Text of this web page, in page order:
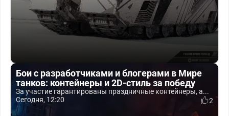
Бои с разработчиками и блогерами в Мире
танков: контейнеры и 2D-стиль за победу
За участие гарантированы праздничные контейнеры, а...
Сегодня, 12:20
2